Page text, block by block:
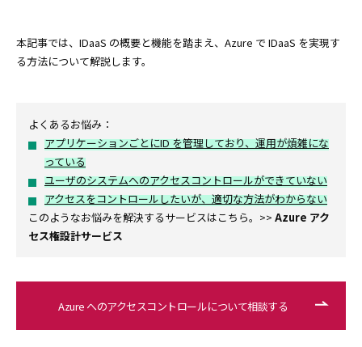
本記事では、IDaaS の概要と機能を踏まえ、Azure で IDaaS を実現す
る方法について解説します。
よくあるお悩み：
アプリケーションごとにID を管理しており、運用が煩雑にな
っている
ユーザのシステムへのアクセスコントロールができていない
アクセスをコントロールしたいが、適切な方法がわからない
このようなお悩みを解決するサービスはこちら。>> Azure アク
セス権設計サービス
Azure へのアクセスコントロールについて相談する